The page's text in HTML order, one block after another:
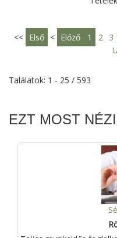
<< Első < Előző 1 2 3
Találatok: 1 - 25 / 593
EZT MOST